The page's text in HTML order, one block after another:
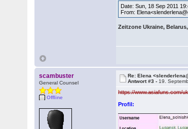
Date: Sun, 18 Sep 2011
From:
Zeitzone Ukraine,
scambuster
General Counsel
Offline
Re: Elena
Antwort #3 - 19.
https://www.asiafuns.com/
Profil: